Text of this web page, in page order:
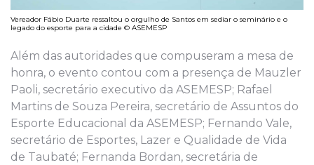
Vereador Fábio Duarte ressaltou o orgulho de Santos em sediar o seminário e o
legado do esporte para a cidade © ASEMESP
Além das autoridades que compuseram a mesa de
honra, o evento contou com a presença de Mauzler
Paoli, secretário executivo da ASEMESP; Rafael
Martins de Souza Pereira, secretário de Assuntos do
Esporte Educacional da ASEMESP; Fernando Vale,
secretário de Esportes, Lazer e Qualidade de Vida
de Taubaté; Fernanda Bordan, secretária de